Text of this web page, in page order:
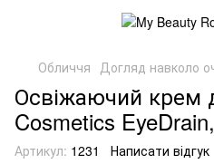
Обличчя Догляд навколо
Освіжаючий крем
Cosmetics
Артикул: 1231 Написати відгук